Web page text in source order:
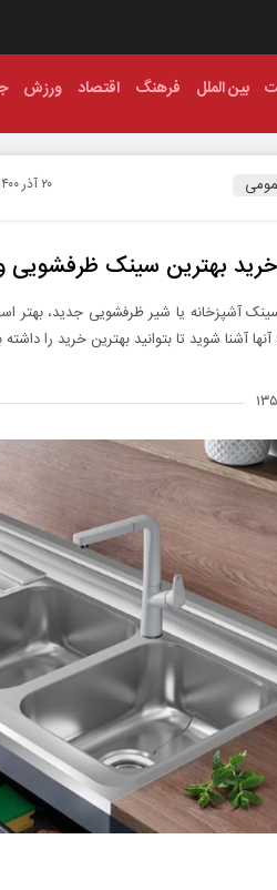
بین الملل فرهنگ اقتصاد ورزش
۲۰ آذر ۱۴۰۰ - ۱۰:۳۷
خرید بهترین سینک
آشپزخانه یا شیر ظرفشویی جدید، بهتر
آشنا شوید تا بتوانید بهترین خرید را داشته